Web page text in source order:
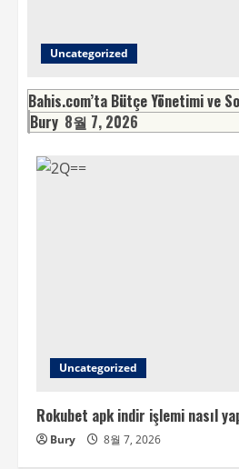
Uncategorized
Bahis.com’ta Bütçe Yönetimi ve
Bury 8월 7, 2026
Uncategorized
Rokubet apk indir işlemi nasıl
Bury 8월 7, 2026